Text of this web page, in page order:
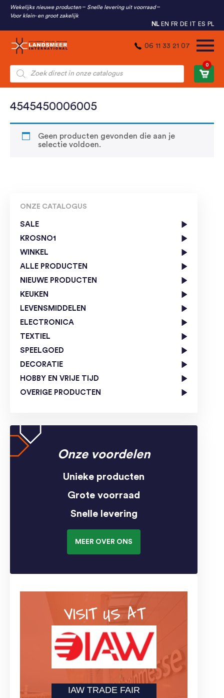
Wekelijks nieuwe producten
Snelle levering uit voorraad
Voor klein- en groot zakelijk
NL EN FR DE IT ES PL
06 11 33 21 07
Producten
zoeken
0
ONZE CATALOGUS
SALE
KROSNO1
WINKEL
ALLE PRODUCTEN
NIEUWE PRODUCTEN
KEUKEN
LEVENSMIDDELEN
ELECTRONICA
TEXTIEL
SPEELGOED
DECORATIE
HOBBY EN VRIJE TIJD
OVERIGE PRODUCTEN
Onze voordelen
Unieke producten
Grote voorraad
Snelle levering
MEER OVER ONS
VISIT US AT
IAW TRADE FAIR
4545450006005
Geen producten gevonden die aan je
selectie voldoen.